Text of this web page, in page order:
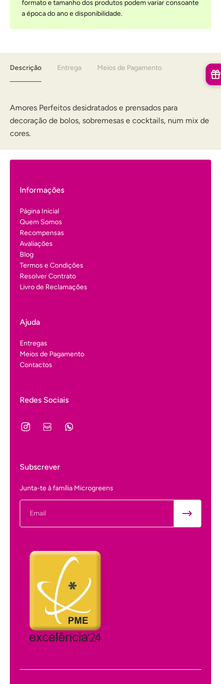
formato e tamanho dos produtos podem variar consoante
a época do ano e disponibilidade.
Descrição Entrega Meios de Pagamento
Amores Perfeitos desidratados e prensados para
decoração de bolos, sobremesas e cocktails, num mix de
cores.
Informações
Página Inicial
Quem Somos
Recompensas
Avaliações
Blog
Termos e Condições
Resolver Contrato
Livro de Reclamações
Ajuda
Entregas
Meios de Pagamento
Contactos
Redes Sociais
Subscrever
Junta-te à família Microgreens